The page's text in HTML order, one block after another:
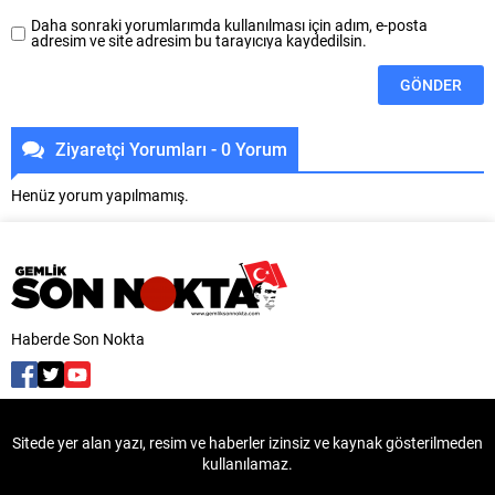
Daha sonraki yorumlarımda kullanılması için adım, e-posta
adresim ve site adresim bu tarayıcıya kaydedilsin.
Ziyaretçi Yorumları - 0 Yorum
Henüz yorum yapılmamış.
Haberde Son Nokta
Sitede yer alan yazı, resim ve haberler izinsiz ve kaynak gösterilmeden
kullanılamaz.